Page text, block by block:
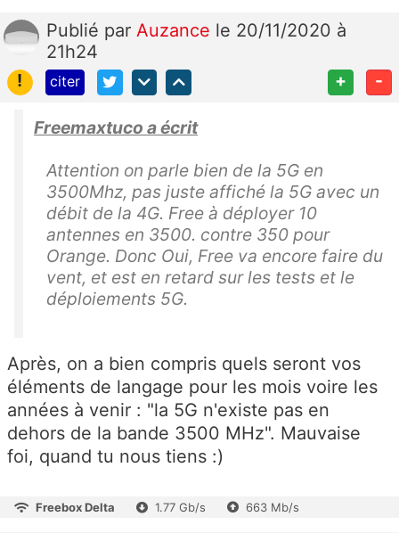
Publié par Auzance le 20/11/2020 à
21h24
!
citer + -
Freemaxtuco a écrit
Attention on parle bien de la 5G en
3500Mhz, pas juste affiché la 5G avec un
débit de la 4G. Free à déployer 10
antennes en 3500. contre 350 pour
Orange. Donc Oui, Free va encore faire du
vent, et est en retard sur les tests et le
déploiements 5G.
Après, on a bien compris quels seront vos
éléments de langage pour les mois voire les
années à venir : "la 5G n'existe pas en
dehors de la bande 3500 MHz". Mauvaise
foi, quand tu nous tiens :)
Freebox Delta 1.77 Gb/s 663 Mb/s